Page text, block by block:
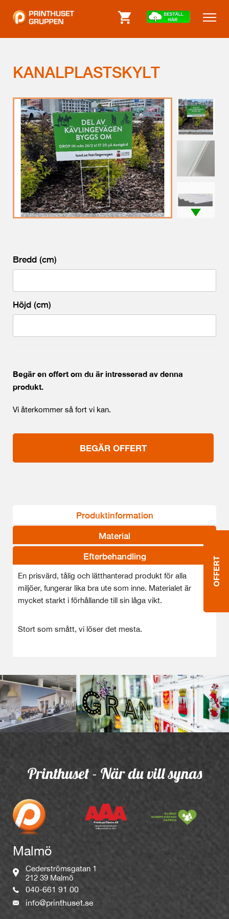
KANALPLASTSKYLT
Bredd (cm)
Höjd (cm)
Begär en offert om du är intresserad av denna
produkt.
Vi återkommer så fort vi kan.
BEGÄR OFFERT
Produktinformation
Material
Efterbehandling
En prisvärd, tålig och lätthanterad produkt för alla
miljöer, fungerar lika bra ute som inne. Materialet är
mycket starkt i förhållande till sin låga vikt.
Stort som smått, vi löser det mesta.
Printhuset - När du vill synas
Malmö
Cederströmsgatan 1
212 39 Malmö
040-661 91 00
info@printhuset.se
OFFERT